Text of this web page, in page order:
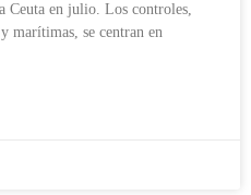
Ceuta en julio. Los controles,
marítimas, se centran en